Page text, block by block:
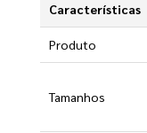
Características
Produto
Tamanhos